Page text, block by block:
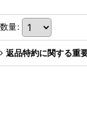
数量:
返品特約に関する重